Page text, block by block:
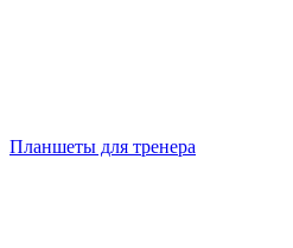
Планшеты для тренера